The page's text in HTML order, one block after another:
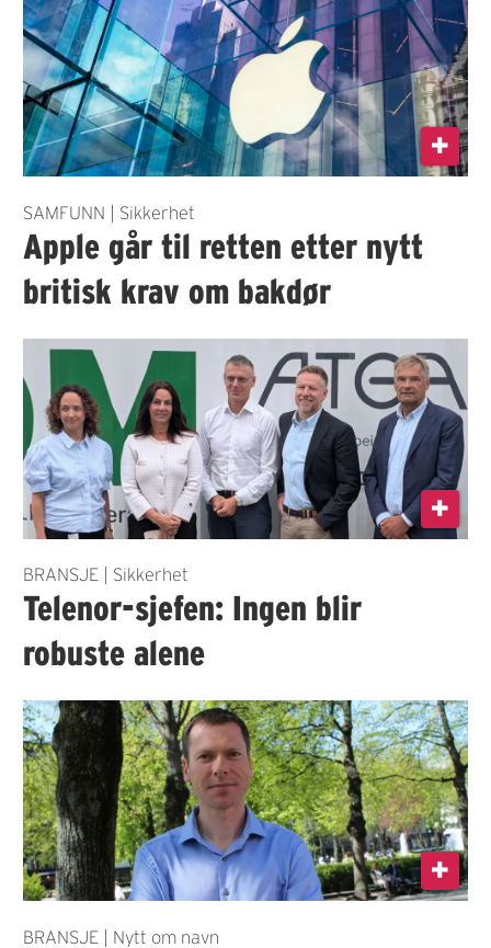
SAMFUNN | Sikkerhet
Apple går til retten etter nytt
britisk krav om bakdør
BRANSJE | Sikkerhet
Telenor-sjefen: Ingen blir
robuste alene
BRANSJE | Nytt om navn